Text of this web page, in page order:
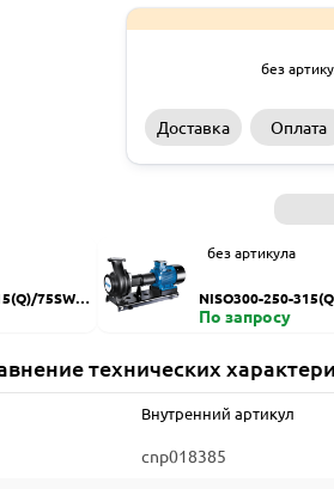
без
Доставка Оплата
75SWH
без артикула
NISO300-250-
ZDI
По запросу
технических
Внутренний артикул
cnp018385